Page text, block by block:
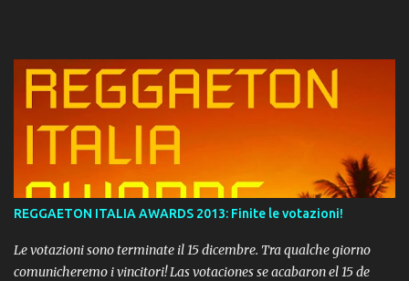
REGGAETON ITALIA AWARDS 2013: Finite le votazioni!
Le votazioni sono terminate il 15 dicembre. Tra qualche giorno
comunicheremo i vincitori! Las votaciones se acabaron el 15 de